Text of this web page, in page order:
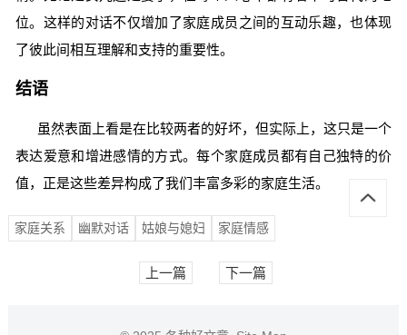
位。这样的对话不仅增加了家庭成员之间的互动乐趣，也体现
了彼此间相互理解和支持的重要性。
结语
虽然表面上看是在比较两者的好坏，但实际上，这只是一个
表达爱意和增进感情的方式。每个家庭成员都有自己独特的价
值，正是这些差异构成了我们丰富多彩的家庭生活。
家庭关系 幽默对话 姑娘与媳妇 家庭情感
上一篇 下一篇